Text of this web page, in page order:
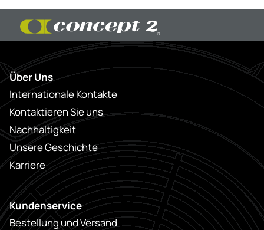
Über Uns
Internationale Kontakte
Kontaktieren Sie uns
Nachhaltigkeit
Unsere Geschichte
Karriere
Kundenservice
Bestellung und Versand